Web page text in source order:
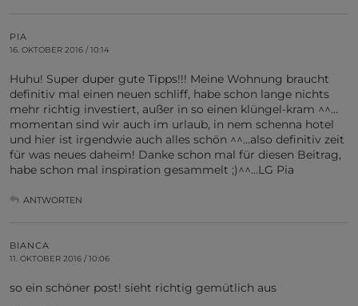
PIA
16. OKTOBER 2016 / 10:14
Huhu! Super duper gute Tipps!!! Meine Wohnung braucht
definitiv mal einen neuen schliff, habe schon lange nichts
mehr richtig investiert, außer in so einen klüngel-kram ^^…
momentan sind wir auch im urlaub, in nem schenna hotel
und hier ist irgendwie auch alles schön ^^…also definitiv zeit
für was neues daheim! Danke schon mal für diesen Beitrag,
habe schon mal inspiration gesammelt ;)^^…LG Pia
ANTWORTEN
BIANCA
11. OKTOBER 2016 / 10:06
so ein schöner post! sieht richtig gemütlich aus